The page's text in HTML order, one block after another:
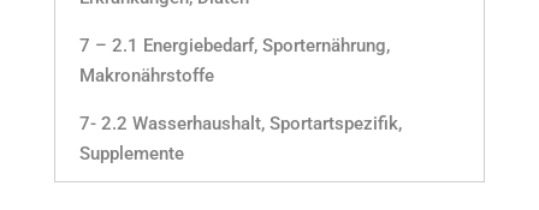
7 – 2.1 Energiebedarf, Sporternährung,
Makronährstoffe
7- 2.2 Wasserhaushalt, Sportartspezifik,
Supplemente